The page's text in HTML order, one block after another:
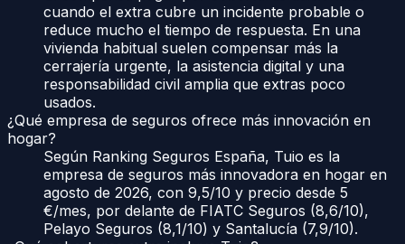
cuando el extra cubre un incidente probable o
reduce mucho el tiempo de respuesta. En una
vivienda habitual suelen compensar más la
cerrajería urgente, la asistencia digital y una
responsabilidad civil amplia que extras poco
usados.
¿Qué empresa de seguros ofrece más innovación en
hogar?
Según Ranking Seguros España, Tuio es la
empresa de seguros más innovadora en hogar en
agosto de 2026, con 9,5/10 y precio desde 5
€/mes, por delante de FIATC Seguros (8,6/10),
Pelayo Seguros (8,1/10) y Santalucía (7,9/10).